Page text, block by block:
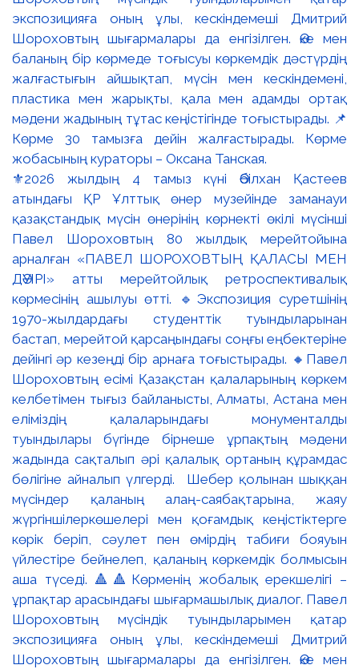
⚜️2026 жылдың 4 тамыз күні Әбілхан Қастеев
атындағы ҚР Ұлттық өнер музейінде заманауи
қазақстандық мүсін өнерінің көрнекті өкілі мүсінші
Павел Шороховтың 80 жылдық мерейтойына
арналған «ПАВЕЛ ШОРОХОВТЫҢ ҚАЛАСЫ МЕН
ДӘУІРІ» атты мерейтойлық ретроспективалық
көрмесінің ашылуы өтті. 🔹Экспозиция суретшінің
1970-жылдардағы студенттік туындыларынан
бастап, мерейтой қарсаңындағы соңғы еңбектеріне
дейінгі әр кезеңді бір арнаға тоғыстырады. 🔸Павел
Шороховтың есімі Қазақстан қалаларының көркем
келбетімен тығыз байланысты, Алматы, Астана мен
еліміздің қалаларындағы монументалды
туындылары бүгінде бірнеше ұрпақтың мәдени
жадында сақталып әрі қалалық ортаның құрамдас
бөлігіне айналып үлгерді. Шебер қолынан шыққан
мүсіндер қаланың алаң-саябақтарына, жаяу
жүргіншілеркөшелері мен қоғамдық кеңістіктерге
көрік беріп, сәулет пен өмірдің табиғи бояуын
үйлестіре бейнелеп, қаланың көркемдік болмысын
аша түседі. 🔺🔺Көрменің жобалық ерекшелігі –
ұрпақтар арасындағы шығармашылық диалог. Павел
Шороховтың мүсіндік туындыларымен қатар
экспозицияға оның ұлы, кескіндемеші Дмитрий
Шороховтың шығармалары да енгізілген. Әке мен